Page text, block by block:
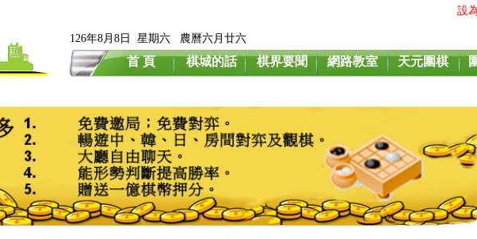
126年8月8日 星期六 農曆六月廿六
設
首 頁 棋城的話 棋界要聞 網路教室 天元圍棋